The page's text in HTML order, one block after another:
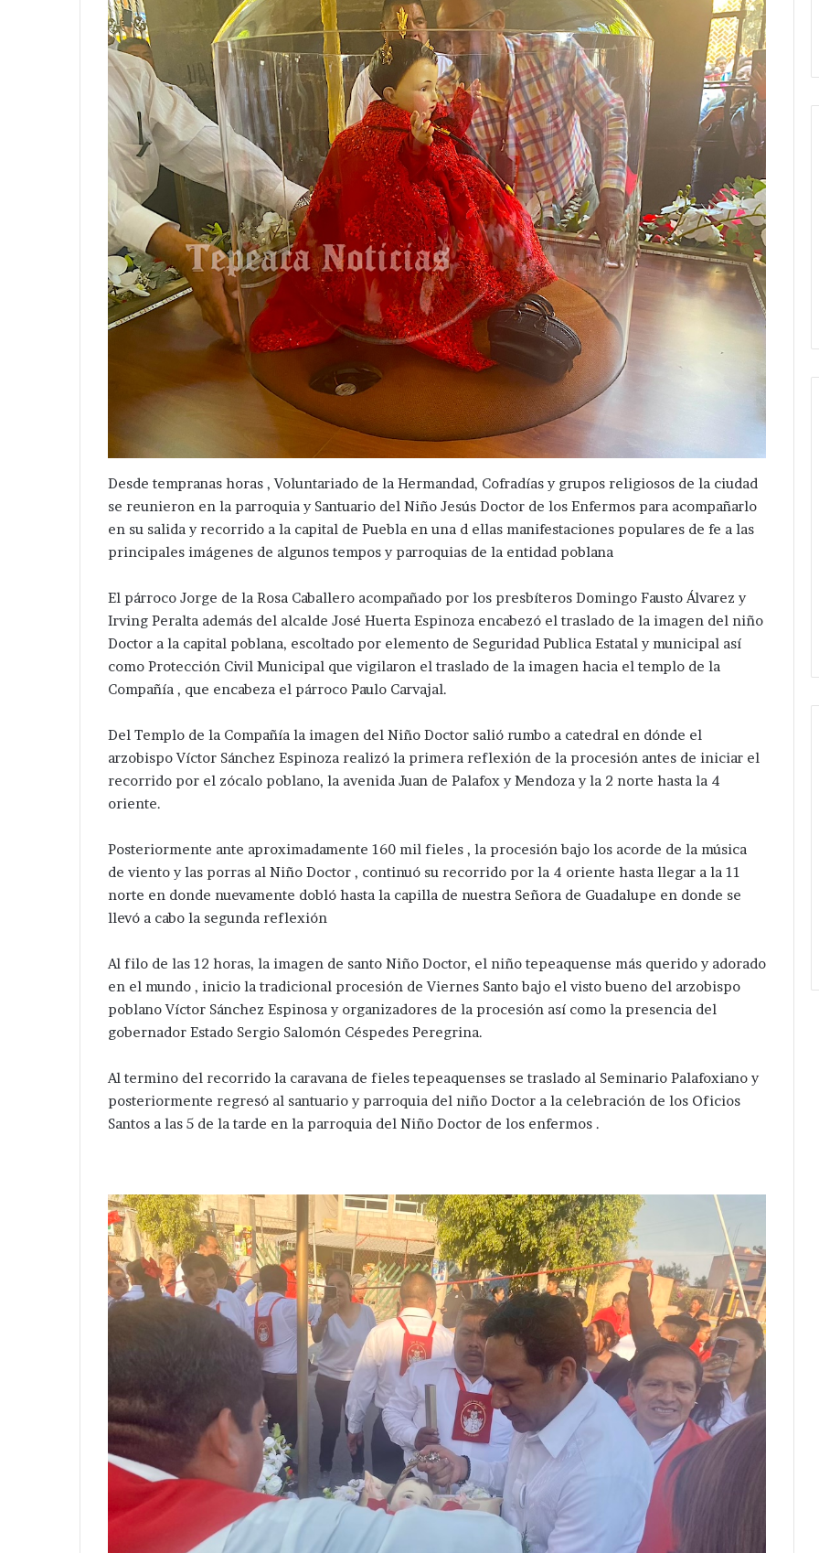
Desde tempranas horas , Voluntariado de la Hermandad, Cofradías y grupos religiosos de la ciudad
se reunieron en la parroquia y Santuario del Niño Jesús Doctor de los Enfermos para acompañarlo
en su salida y recorrido a la capital de Puebla en una d ellas manifestaciones populares de fe a las
principales imágenes de algunos tempos y parroquias de la entidad poblana
El párroco Jorge de la Rosa Caballero acompañado por los presbíteros Domingo Fausto Álvarez y
Irving Peralta además del alcalde José Huerta Espinoza encabezó el traslado de la imagen del niño
Doctor a la capital poblana, escoltado por elemento de Seguridad Publica Estatal y municipal así
como Protección Civil Municipal que vigilaron el traslado de la imagen hacia el templo de la
Compañía , que encabeza el párroco Paulo Carvajal.
Del Templo de la Compañía la imagen del Niño Doctor salió rumbo a catedral en dónde el
arzobispo Víctor Sánchez Espinoza realizó la primera reflexión de la procesión antes de iniciar el
recorrido por el zócalo poblano, la avenida Juan de Palafox y Mendoza y la 2 norte hasta la 4
oriente.
Posteriormente ante aproximadamente 160 mil fieles , la procesión bajo los acorde de la música
de viento y las porras al Niño Doctor , continuó su recorrido por la 4 oriente hasta llegar a la 11
norte en donde nuevamente dobló hasta la capilla de nuestra Señora de Guadalupe en donde se
llevó a cabo la segunda reflexión
Al filo de las 12 horas, la imagen de santo Niño Doctor, el niño tepeaquense más querido y adorado
en el mundo , inicio la tradicional procesión de Viernes Santo bajo el visto bueno del arzobispo
poblano Víctor Sánchez Espinosa y organizadores de la procesión así como la presencia del
gobernador Estado Sergio Salomón Céspedes Peregrina.
Al termino del recorrido la caravana de fieles tepeaquenses se traslado al Seminario Palafoxiano y
posteriormente regresó al santuario y parroquia del niño Doctor a la celebración de los Oficios
Santos a las 5 de la tarde en la parroquia del Niño Doctor de los enfermos .
eléctrica en San Nicolás
Zoyapetlayoca .
Van
por
servicios
en
Guadalupe
en
marcha
Velázquez
Romero
Red
Eléctrica.
Hace 9 horas
Van por más servicios en
marcha Velázquez Romero
ampliación de Red Eléctrica.
Avanza
investigación
después
de
ejecución
de
cerca
central
de
San
Hace 1 día
Avanza investigación después
de central de San Salvador
Huixcolotla .